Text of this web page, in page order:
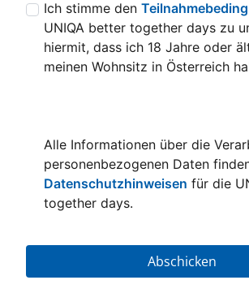
e
n.
B
it
d
e
n
S
s
Ich stimme den
UNIQA better together days zu
hiermit, dass ich 18 Jahre oder
meinen Wohnsitz in Österreich
Alle Informationen über die
personenbezogenen Daten
Datenschutzhinweisen für die
together days.
Abschicken